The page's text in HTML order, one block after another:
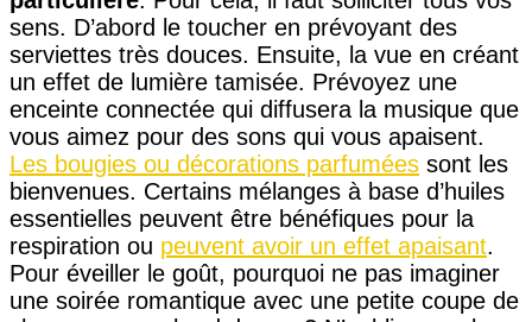
sens. D’abord le toucher en prévoyant des
serviettes très douces. Ensuite, la vue en créant
un effet de lumière tamisée. Prévoyez une
enceinte connectée qui diffusera la musique que
vous aimez pour des sons qui vous apaisent.
Les bougies ou décorations parfumées sont les
bienvenues. Certains mélanges à base d’huiles
essentielles peuvent être bénéfiques pour la
respiration ou peuvent avoir un effet apaisant.
Pour éveiller le goût, pourquoi ne pas imaginer
une soirée romantique avec une petite coupe de